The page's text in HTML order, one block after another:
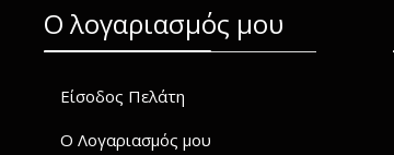
O λογαριασμός μου
Είσοδος Πελάτη
Ο Λογαριασμός μου